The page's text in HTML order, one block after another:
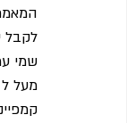
לקבל
שמי